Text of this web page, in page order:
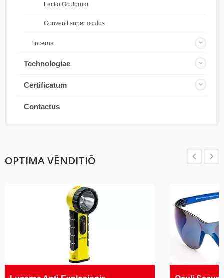
Lectio Oculorum
Convenit super oculos
Lucerna
Technologiae
Certificatum
Contactus
OPTIMA VĒNDITIŌ